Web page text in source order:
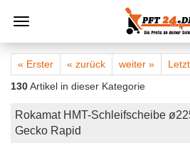
« Erster « zurück weiter »
130Artikel in dieser Kategorie
Rokamat HMT-Schleifscheibe
Gecko Rapid